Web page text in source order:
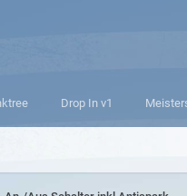
Drop In v1